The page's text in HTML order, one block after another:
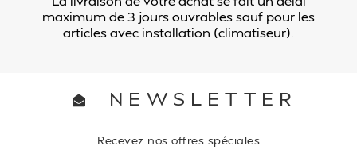
maximum de 3 jours ouvrables sauf pour les
articles avec installation (climatiseur).
NEWSLETTER
Recevez nos offres spéciales